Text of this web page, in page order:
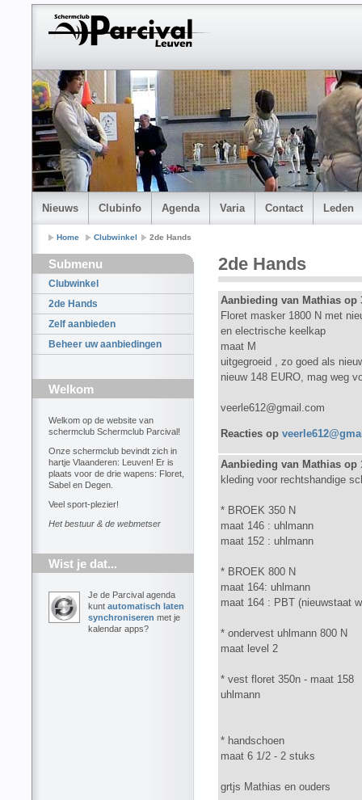
Nieuws Clubinfo Agenda Varia Contact Leden
Home Clubwinkel 2de Hands
Submenu
Clubwinkel
2de Hands
Zelf aanbieden
Beheer uw aanbiedingen
Welkom
Welkom op de website van
schermclub Schermclub Parcival!
Onze schermclub bevindt zich in
hartje Vlaanderen: Leuven! Er is
plaats voor de drie wapens: Floret,
Sabel en Degen.
Veel sport-plezier!
Het bestuur & de webmetser
Wist je dat...
Je de Parcival agenda
kunt automatisch laten
synchroniseren met je
kalendar apps?
2de Hands
Aanbieding van Mathias op
Floret masker 1800 N met
en electrische keelkap
maat M
uitgegroeid , zo goed als
nieuw 148 EURO, mag weg
veerle612@gmail.com
Reacties op
Aanbieding van Mathias op
kleding voor rechtshandige
* BROEK 350 N
maat 146 : uhlmann
maat 152 : uhlmann
* BROEK 800 N
maat 164: uhlmann
maat 164 : PBT (nieuwstaat
* ondervest uhlmann 800 N
maat level 2
* vest floret 350n - maat 158
uhlmann
* handschoen
maat 6 1/2 - 2 stuks
grtjs Mathias en ouders